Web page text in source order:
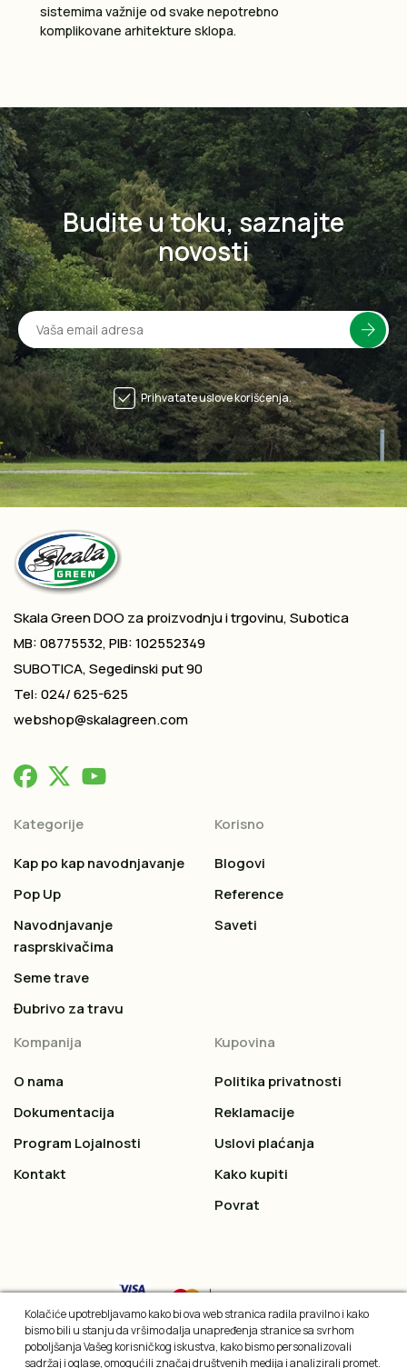
sistemima važnije od svake nepotrebno
komplikovane arhitekture sklopa.
Budite u toku, saznajte
novosti
Prihvatate uslove korišćenja.
Skala Green DOO za proizvodnju i trgovinu, Subotica
MB: 08775532, PIB: 102552349
SUBOTICA, Segedinski put 90
Tel: 024/ 625-625
webshop@skalagreen.com
Kategorije
Kap po kap navodnjavanje
Pop Up
Navodnjavanje
rasprskivačima
Seme trave
Đubrivo za travu
Korisno
Blogovi
Reference
Saveti
Kompanija
O nama
Dokumentacija
Program Lojalnosti
Kontakt
Kupovina
Politika privatnosti
Reklamacije
Uslovi plaćanja
Kako kupiti
Povrat
Kolačiće upotrebljavamo kako bi ova web stranica radila pravilno i kako
bismo bili u stanju da vršimo dalja unapređenja stranice sa svrhom
poboljšanja Vašeg korisničkog iskustva, kako bismo personalizovali
sadržaj i oglase, omogućili značaj društvenih medija i analizirali promet.